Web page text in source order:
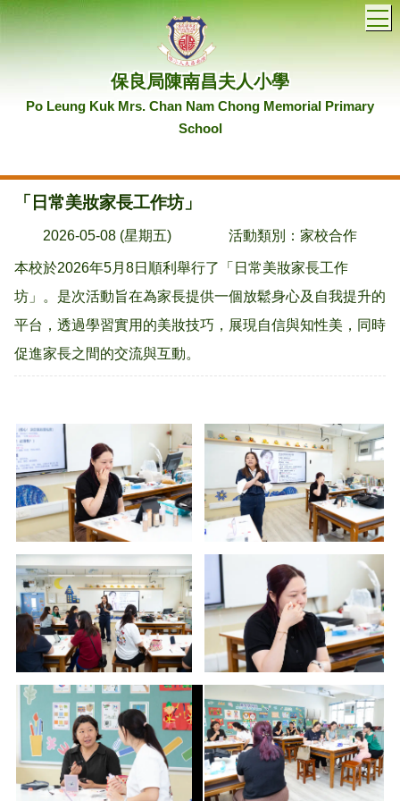
保良局陳南昌夫人小學
Po Leung Kuk Mrs. Chan Nam Chong Memorial Primary
School
「日常美妝家長工作坊」
2026-05-08 (星期五) 活動類別：家校合作
本校於2026年5月8日順利舉行了「日常美妝家長工作
坊」。是次活動旨在為家長提供一個放鬆身心及自我提升的
平台，透過學習實用的美妝技巧，展現自信與知性美，同時
促進家長之間的交流與互動。